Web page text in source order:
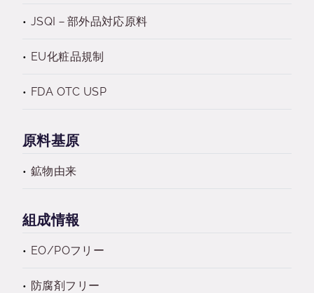
JSQI－部外品対応原料
EU化粧品規制
FDA OTC USP
原料基原
鉱物由来
組成情報
EO/POフリー
防腐剤フリー